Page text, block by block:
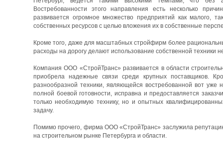
Востребованности этого направления есть несколько
развивается огромное множество предприятий как малого,
собственных ресурсов с целью вложения их в собственные
Кроме того, даже для масштабных стройфирм более
расходы на дорогу делают использование собственной техники
Компания ООО «СтройТранс» развивается в области
приобрела надежные связи среди крупных поставщиков.
разнообразной техники, являющейся востребованной вот уже
полной боевой готовности, исправна и предоставляется
только необходимую технику, но и опытных
задачу.
Помимо прочего, фирма ООО «СтройТранс» заслужила
на строительном рынке Петербурга и области.